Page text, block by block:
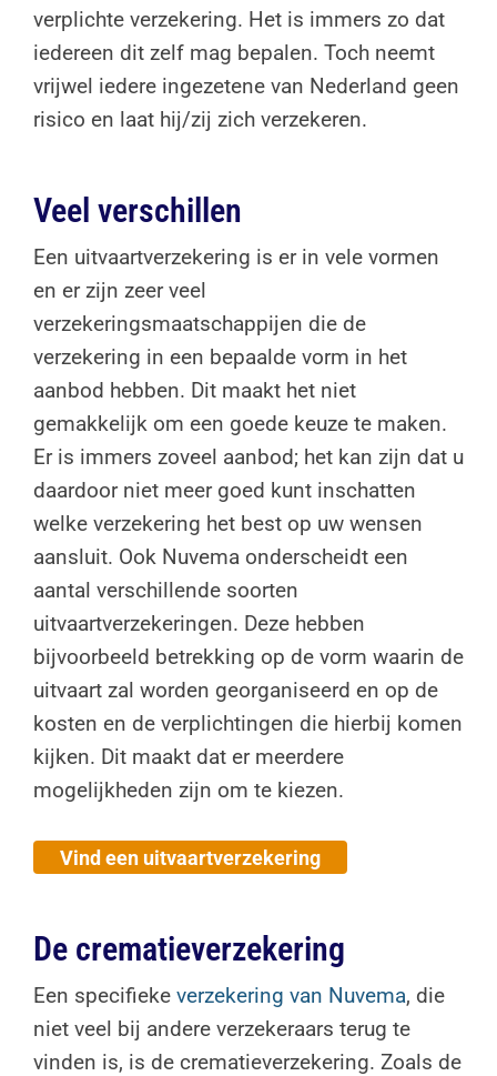
verplichte verzekering. Het is immers zo dat
iedereen dit zelf mag bepalen. Toch neemt
vrijwel iedere ingezetene van Nederland geen
risico en laat hij/zij zich verzekeren.
Veel verschillen
Een uitvaartverzekering is er in vele vormen
en er zijn zeer veel
verzekeringsmaatschappijen die de
verzekering in een bepaalde vorm in het
aanbod hebben. Dit maakt het niet
gemakkelijk om een goede keuze te maken.
Er is immers zoveel aanbod; het kan zijn dat u
daardoor niet meer goed kunt inschatten
welke verzekering het best op uw wensen
aansluit. Ook Nuvema onderscheidt een
aantal verschillende soorten
uitvaartverzekeringen. Deze hebben
bijvoorbeeld betrekking op de vorm waarin de
uitvaart zal worden georganiseerd en op de
kosten en de verplichtingen die hierbij komen
kijken. Dit maakt dat er meerdere
mogelijkheden zijn om te kiezen.
Vind een uitvaartverzekering
De crematieverzekering
Een specifieke verzekering van Nuvema, die
niet veel bij andere verzekeraars terug te
vinden is, is de crematieverzekering. Zoals de